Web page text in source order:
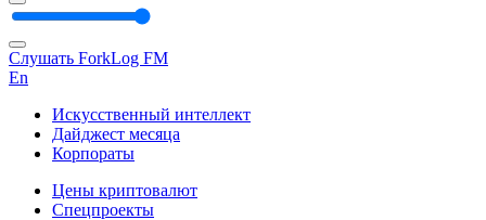
Слушать ForkLog FM
En
Искусственный интеллект
Дайджест месяца
Корпораты
Цены криптовалют
Спецпроекты